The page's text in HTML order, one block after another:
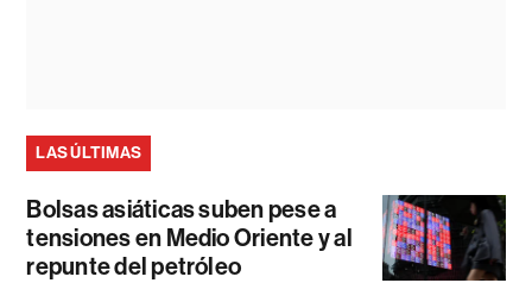
LAS ÚLTIMAS
Bolsas asiáticas suben pese a
tensiones en Medio Oriente y al
repunte del petróleo